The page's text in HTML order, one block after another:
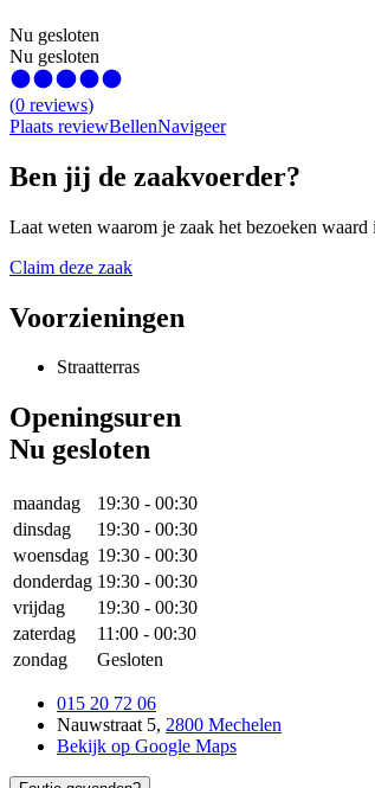
Nu gesloten
Nu gesloten
(0 reviews)
Plaats reviewBellenNavigeer
Ben jij de zaakvoerder?
Laat weten waarom je zaak het bezoeken waard
Claim deze zaak
Voorzieningen
Straatterras
Openingsuren
Nu gesloten
maandag 19:30 - 00:30
dinsdag
19:30 - 00:30
woensdag 19:30 - 00:30
donderdag 19:30 - 00:30
vrijdag
19:30 - 00:30
zaterdag
11:00 - 00:30
zondag
Gesloten
015 20 72 06
Nauwstraat 5, 2800 Mechelen
Bekijk op Google Maps